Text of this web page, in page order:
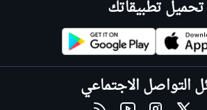
تحميل تطبيقاتك
التواصل الاجتماعي